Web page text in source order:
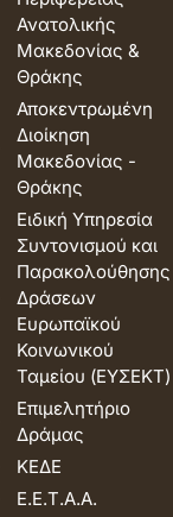
Ανατολικής
Μακεδονίας &
Θράκης
Αποκεντρωμένη
Διοίκηση
Μακεδονίας -
Θράκης
Ειδική Υπηρεσία
Συντονισμού και
Παρακολούθησης
Δράσεων
Ευρωπαϊκού
Κοινωνικού
Ταμείου (ΕΥΣΕΚΤ)
Επιμελητήριο
Δράμας
ΚΕΔΕ
Ε.Ε.Τ.Α.Α.